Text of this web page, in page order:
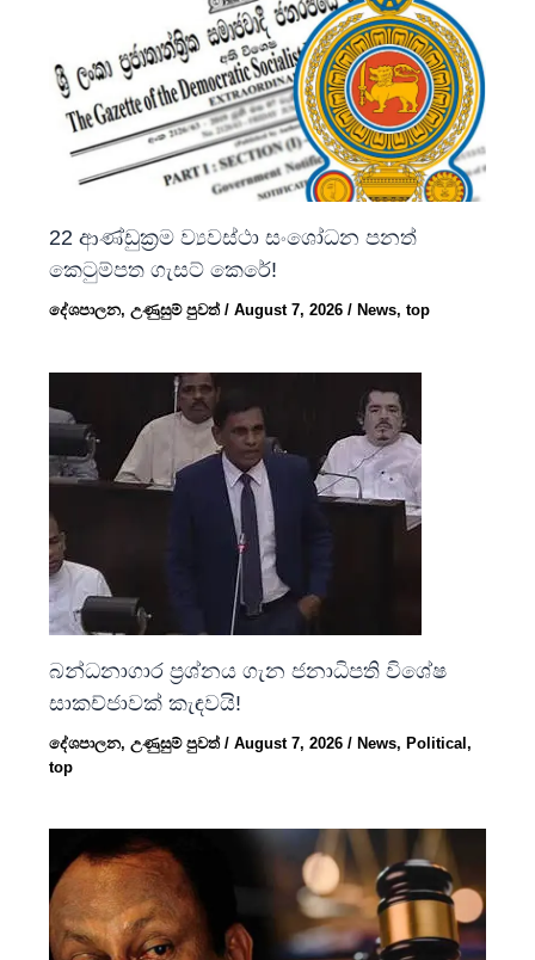
22 ආණ්ඩුක්‍රම ව්‍යවස්ථා සංශෝධන පනත්
කෙටුම්පත ගැසට් කෙරේ!
දේශපාලන,උණුසුම් පුවත්/August 7, 2026/ News,top
බන්ධනාගාර ප්‍රශ්නය ගැන ජනාධිපති විශේෂ
සාකච්ජාවක් කැඳවයි!
දේශපාලන,උණුසුම් පුවත්/August 7, 2026/ News, Political,
top